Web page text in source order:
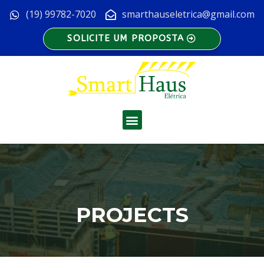
para
(19) 99782-7020 smarthauseletrica@gmail.com
SOLICITE UM PROPOSTA
Menu
PROJECTS